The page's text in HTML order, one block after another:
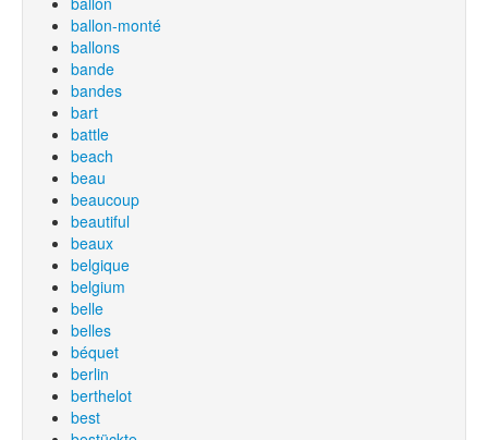
ballon-monté
ballons
bande
bandes
bart
battle
beach
beau
beaucoup
beautiful
beaux
belgique
belgium
belle
belles
béquet
berlin
berthelot
best